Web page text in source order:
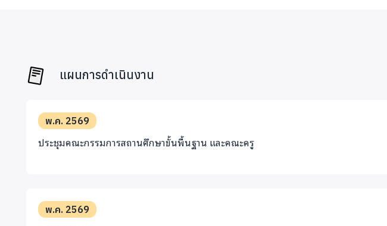
แผนการดำเนินงาน
พ.ค. 2569
ประชุมคณะกรรมการสถานศึกษาขั้นพื้นฐาน และคณะครู
พ.ค. 2569